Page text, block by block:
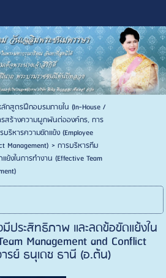
กสูตรฝึกอบรมภายใน (In-House /
สร้างความผูกพันต่อองค์กร, การ
ริหารความขัดแย้ง (Employee
Management) > การบริหารทีม
งในการทำงาน (Effective Team
ประสิทธิภาพ และลดข้อขัดแย้งใน
Management and Conflict
รย์ ธนุเดช ธานี (อ.ต้น)